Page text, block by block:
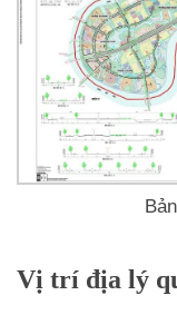
Vị trí địa lý